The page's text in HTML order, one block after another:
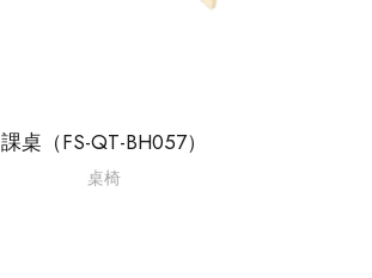
課桌（FS-QT-BH057）
桌椅